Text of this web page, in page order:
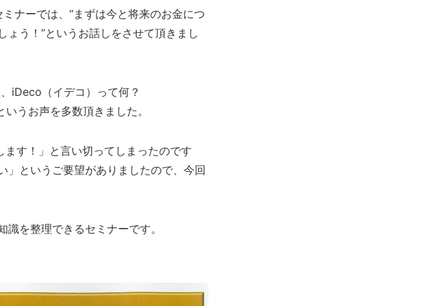
ナーでは、“まずは今と将来のお金につ
う！”というお話しをさせて頂きまし
iDeco（イデコ）って何？
うお声を多数頂きました。
す！」と言い切ってしまったのです
」というご要望がありましたので、今回
を整理できるセミナーです。